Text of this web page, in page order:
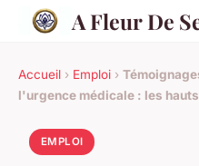
A Fleur De
Accueil › Emploi ›
l'urgence médicale : les
EMPLOI